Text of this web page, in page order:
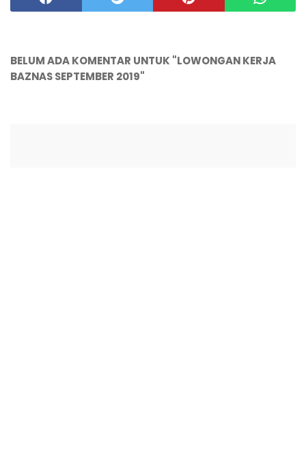
BELUM ADA KOMENTAR UNTUK "LOWONGAN KERJA
BAZNAS SEPTEMBER 2019"